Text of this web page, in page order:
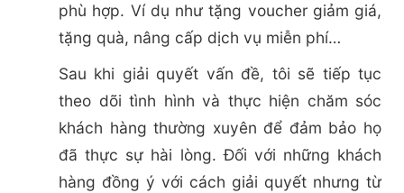
phù hợp. Ví dụ như tặng voucher giảm giá,
tặng quà, nâng cấp dịch vụ miễn phí…
Sau khi giải quyết vấn đề, tôi sẽ tiếp tục
theo dõi tình hình và thực hiện chăm sóc
khách hàng thường xuyên để đảm bảo họ
đã thực sự hài lòng. Đối với những khách
hàng đồng ý với cách giải quyết nhưng từ